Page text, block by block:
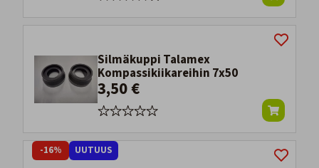
Silmäkuppi Talamex
Kompassikiikareihin 7x50
3,50 €
-16% UUTUUS